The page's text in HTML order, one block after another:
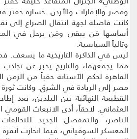
ومصر والإمارات والأردن. خسارة حفتر
كانت فاصلة لجهة انتقال الصراع إلى
أساسها مَن يبقى ومَن يرحل في
وتالياً السياسية.
ليس في الذاكرة التاريخية ما يسعف.
مما يجمعهما، والتاريخ يخبر عن
القاهرة لحكم الآستانة حقباً من
القطيعة النهائية بين البلدين، بعد
العثماني. لاحقاً، أدى الانبعاث القومي
الناصر، والتمفصل الجديد
المعسكر السوفياتي، فيما انحازت